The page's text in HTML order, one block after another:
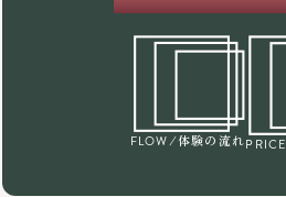
FLOW/体験の流れPRICE